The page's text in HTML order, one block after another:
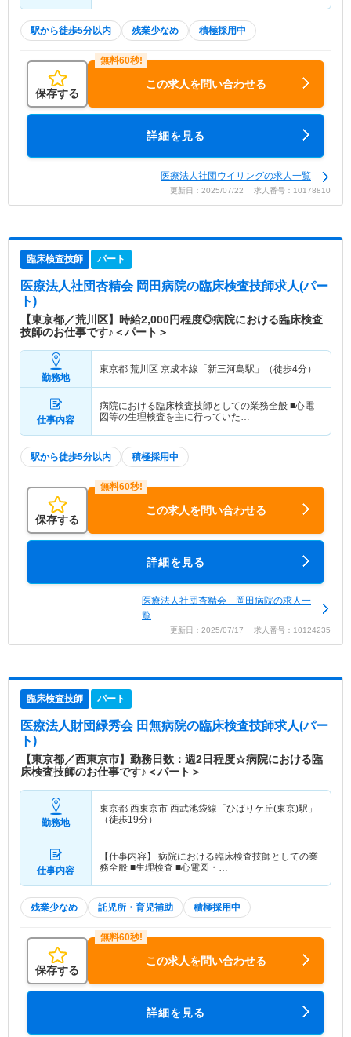
駅から徒歩5分以内 残業少なめ 積極採用中
保存する
この求人を問い合わせる
詳細を見る
医療法人社団ウイリングの求人一覧
更新日：2025/07/22 求人番号：10178810
臨床検査技師 パート
医療法人社団杏精会 岡田病院の臨床検査技師求人(パー
ト)
【東京都／荒川区】時給2,000円程度◎病院における臨床検査
技師のお仕事です♪＜パート＞
勤務地
東京都 荒川区 京成本線「新三河島駅」（徒歩4分）
仕事内容
病院における臨床検査技師としての業務全般 ■心電
図等の生理検査を主に行っていた…
駅から徒歩5分以内 積極採用中
保存する
この求人を問い合わせる
詳細を見る
医療法人社団杏精会 岡田病院の求人一
覧
更新日：2025/07/17 求人番号：10124235
臨床検査技師 パート
医療法人財団緑秀会 田無病院の臨床検査技師求人(パー
ト)
【東京都／西東京市】勤務日数：週2日程度☆病院における臨
床検査技師のお仕事です♪＜パート＞
勤務地
東京都 西東京市 西武池袋線「ひばりケ丘(東京)駅」
（徒歩19分）
仕事内容
【仕事内容】 病院における臨床検査技師としての業
務全般 ■生理検査 ■心電図・…
残業少なめ 託児所・育児補助 積極採用中
保存する
この求人を問い合わせる
詳細を見る